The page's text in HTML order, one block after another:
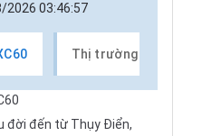
2026 03:46:57
Thị trường xe Volvo
đời đến từ Thụy Điển,